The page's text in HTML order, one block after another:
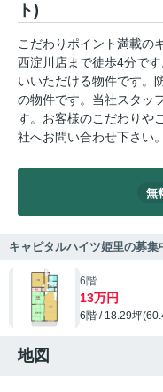
ト)
こだわりポイント満載の
西淀川店まで徒歩4分で
いいただける物件です。
の物件です。当社スタッ
す。お客様のこだわりや
社へお問い合わせ下さい。
無
キャピタルハイツ姫里の募集
6階
13万円
6階 / 18.29坪
地図